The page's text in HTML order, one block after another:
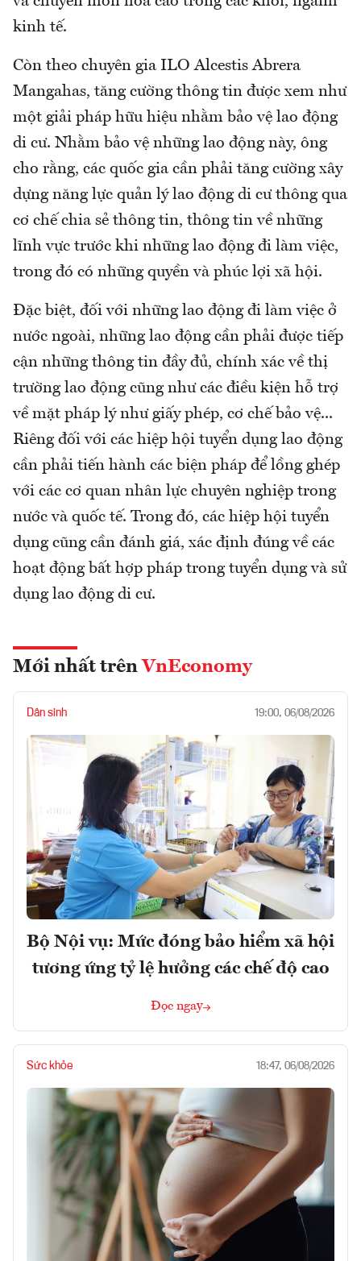
kinh tế.
Còn theo chuyên gia ILO Alcestis Abrera
Mangahas, tăng cường thông tin được xem như
một giải pháp hữu hiệu nhằm bảo vệ lao động
di cư. Nhằm bảo vệ những lao động này, ông
cho rằng, các quốc gia cần phải tăng cường xây
dựng năng lực quản lý lao động di cư thông qua
cơ chế chia sẻ thông tin, thông tin về những
lĩnh vực trước khi những lao động đi làm việc,
trong đó có những quyền và phúc lợi xã hội.
Đặc biệt, đối với những lao động đi làm việc ở
nước ngoài, những lao động cần phải được tiếp
cận những thông tin đầy đủ, chính xác về thị
trường lao động cũng như các điều kiện hỗ trợ
về mặt pháp lý như giấy phép, cơ chế bảo vệ...
Riêng đối với các hiệp hội tuyển dụng lao động
cần phải tiến hành các biện pháp để lồng ghép
với các cơ quan nhân lực chuyên nghiệp trong
nước và quốc tế. Trong đó, các hiệp hội tuyển
dụng cũng cần đánh giá, xác định đúng về các
hoạt động bất hợp pháp trong tuyển dụng và sử
dụng lao động di cư.
Mới nhất trên VnEconomy
Dân sinh 19:00, 06/08/2026
Bộ Nội vụ: Mức đóng bảo hiểm xã hội
tương ứng tỷ lệ hưởng các chế độ cao
Đọc ngay
Sức khỏe 18:47, 06/08/2026